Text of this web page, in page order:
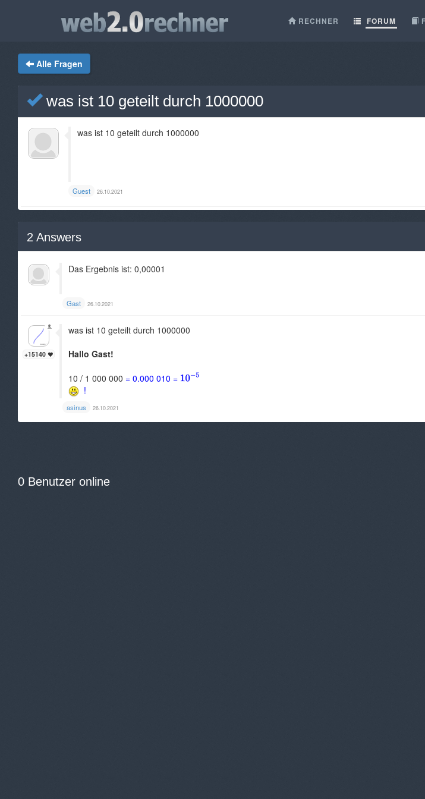
RECHNER FORUM
Alle Fragen
was ist 10 geteilt durch 1000000
was ist 10 geteilt durch 1000000
Guest 26.10.2021
2 Answers
Das Ergebnis ist: 0,00001
Gast 26.10.2021
+15140
was ist 10 geteilt durch 1000000
Hallo Gast!
10 / 1 000 000 = 0.000 010 =
!
asinus 26.10.2021
0 Benutzer online